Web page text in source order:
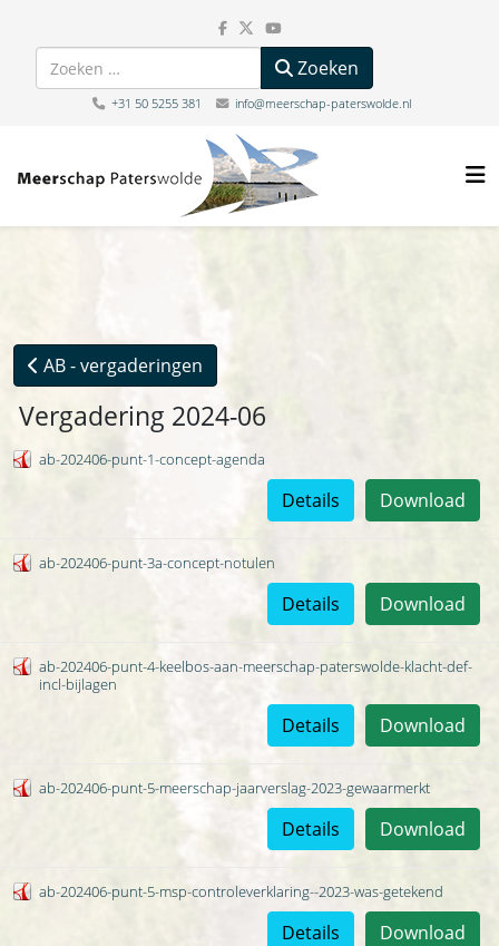
Zoeken Zoeken
+31 50 5255 381 info@meerschap-paterswolde.nl
AB - vergaderingen
Vergadering 2024-06
ab-202406-punt-1-concept-agenda
Download
Details
ab-202406-punt-3a-concept-notulen
Download
Details
ab-202406-punt-4-keelbos-aan-meerschap-paterswolde-klacht-def-
incl-bijlagen
Download
Details
ab-202406-punt-5-meerschap-jaarverslag-2023-gewaarmerkt
Download
Details
ab-202406-punt-5-msp-controleverklaring--2023-was-getekend
Download
Details